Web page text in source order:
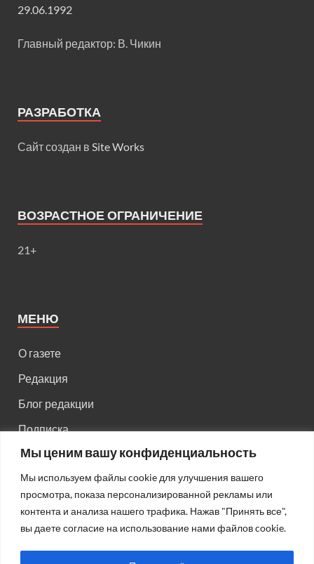
Мы ценим вашу конфиденциальность
Мы используем файлы cookie для улучшения вашего
просмотра, показа персонализированной рекламы или
контента и анализа нашего трафика. Нажав "Принять все",
вы даете согласие на использование нами файлов cookie.
29.06.1992
Главный редактор: В. Чикин
РАЗРАБОТКА
Сайт создан в Site Works
ВОЗРАСТНОЕ ОГРАНИЧЕНИЕ
21+
МЕНЮ
О газете
Редакция
Блог редакции
Подписка
Правила поведения на сайте
Реклама
Старый сайт
Старый HTML сайт